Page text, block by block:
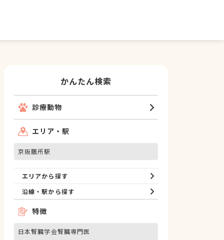
かんたん検索
診療動物
エリア・駅
京阪膳所駅
エリアから探す
沿線・駅から探す
特徴
日本腎臓学会腎臓専門医